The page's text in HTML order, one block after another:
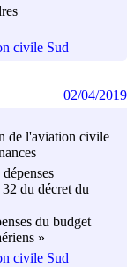
civile Sud
de l'aviation civile
du décret du
du budget
»
civile Sud
02/04/2019